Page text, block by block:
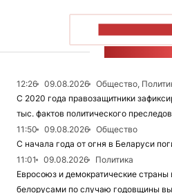
12:26 09.08.2026
Общество,
С 2020 года правозащитники
тыс. фактов политического
11:50
09.08.2026
Общество
С начала года от огня в Беларуси
11:01
09.08.2026
Политика
Евросоюз и демократические
белорусами по случаю годовщины